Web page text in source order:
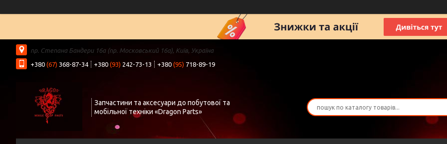
пр. Степана Бандери 16а (пр. Московський 16а), Київ, Україна
+380 (67) 368-87-34 +380 (93) 242-73-13 +380 (95) 718-89-19
Запчастини та аксесуари до побутової та
мобільної техніки «Dragon Parts»